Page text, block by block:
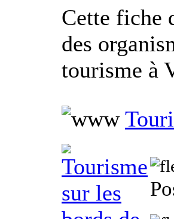
Cette fiche
des
tourisme à